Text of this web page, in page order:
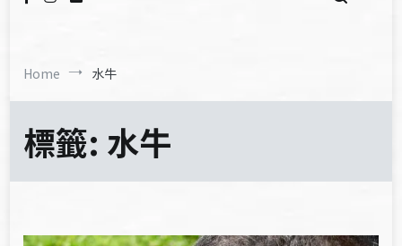
Home 水牛
標籤: 水牛